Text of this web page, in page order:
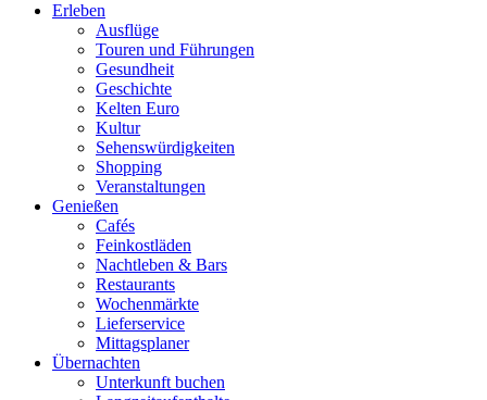
Erleben
Ausflüge
Touren und Führungen
Gesundheit
Geschichte
Kelten Euro
Kultur
Sehenswürdigkeiten
Shopping
Veranstaltungen
Genießen
Cafés
Feinkostläden
Nachtleben & Bars
Restaurants
Wochenmärkte
Lieferservice
Mittagsplaner
Übernachten
Unterkunft buchen